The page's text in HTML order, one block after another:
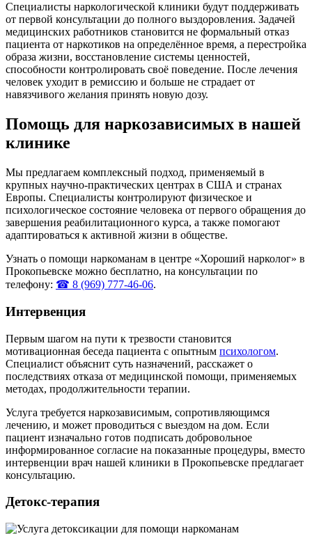
Специалисты наркологической клиники будут поддерживать
от первой консультации до полного выздоровления. Задачей
медицинских работников становится не формальный отказ
пациента от наркотиков на определённое время, а перестройка
образа жизни, восстановление системы ценностей,
способности контролировать своё поведение. После лечения
человек уходит в ремиссию и больше не страдает от
навязчивого желания принять новую дозу.
Помощь для наркозависимых в нашей
клинике
Мы предлагаем комплексный подход, применяемый в
крупных научно-практических центрах в США и странах
Европы. Специалисты контролируют физическое и
психологическое состояние человека от первого обращения до
завершения реабилитационного курса, а также помогают
адаптироваться к активной жизни в обществе.
Узнать о помощи наркоманам в центре «Хороший нарколог» в
Прокопьевске можно бесплатно, на консультации по
телефону: ☎ 8 (969) 777-46-06.
Интервенция
Первым шагом на пути к трезвости становится
мотивационная беседа пациента с опытным психологом.
Специалист объяснит суть назначений, расскажет о
последствиях отказа от медицинской помощи, применяемых
методах, продолжительности терапии.
Услуга требуется наркозависимым, сопротивляющимся
лечению, и может проводиться с выездом на дом. Если
пациент изначально готов подписать добровольное
информированное согласие на показанные процедуры, вместо
интервенции врач нашей клиники в Прокопьевске предлагает
консультацию.
Детокс-терапия